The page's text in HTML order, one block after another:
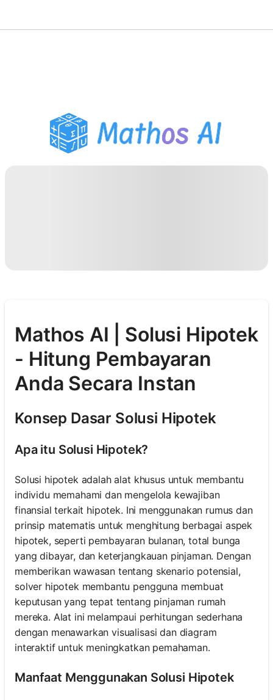
Pembantu PR PDF
Alat Belajar
Mathos AI | Solusi Hipotek
- Hitung Pembayaran
Anda Secara Instan
Konsep Dasar Solusi Hipotek
Apa itu Solusi Hipotek?
Solusi hipotek adalah alat khusus untuk membantu
individu memahami dan mengelola kewajiban
finansial terkait hipotek. Ini menggunakan rumus dan
prinsip matematis untuk menghitung berbagai aspek
hipotek, seperti pembayaran bulanan, total bunga
yang dibayar, dan keterjangkauan pinjaman. Dengan
memberikan wawasan tentang skenario potensial,
solver hipotek membantu pengguna membuat
keputusan yang tepat tentang pinjaman rumah
mereka. Alat ini melampaui perhitungan sederhana
dengan menawarkan visualisasi dan diagram
interaktif untuk meningkatkan pemahaman.
Manfaat Menggunakan Solusi Hipotek